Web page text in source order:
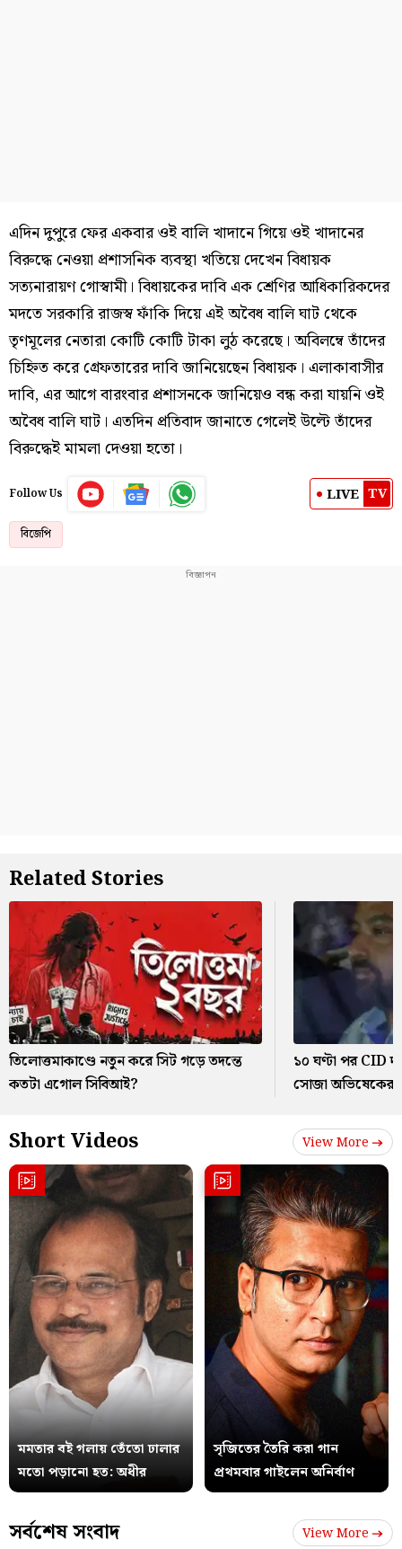
এদিন দুপুরে ফের একবার ওই বালি খাদানে গিয়ে ওই খাদানের
বিরুদ্ধে নেওয়া প্রশাসনিক ব্যবস্থা খতিয়ে দেখেন বিধায়ক
সত্যনারায়ণ গোস্বামী। বিধায়কের দাবি এক শ্রেণির আধিকারিকদের
মদতে সরকারি রাজস্ব ফাঁকি দিয়ে এই অবৈধ বালি ঘাট থেকে
তৃণমূলের নেতারা কোটি কোটি টাকা লুঠ করেছে। অবিলম্বে তাঁদের
চিহ্নিত করে গ্রেফতারের দাবি জানিয়েছেন বিধায়ক। এলাকাবাসীর
দাবি, এর আগে বারংবার প্রশাসনকে জানিয়েও বন্ধ করা যায়নি ওই
অবৈধ বালি ঘাট। এতদিন প্রতিবাদ জানাতে গেলেই উল্টে তাঁদের
বিরুদ্ধেই মামলা দেওয়া হতো।
Follow Us LIVE TV
বিজেপি
Related Stories
তিলোত্তমাকাণ্ডে নতুন করে সিট গড়ে তদন্তে
কতটা এগোল সিবিআই?
১০ ঘণ্টা পর CID
সোজা অভিষেকের
Short Videos View More
মমতার বই গলায় তেঁতো ঢালার
মতো পড়ানো হত: অধীর
সৃজিতের তৈরি করা গান
প্রথমবার গাইলেন অনির্বাণ
সর্বশেষ সংবাদ View More